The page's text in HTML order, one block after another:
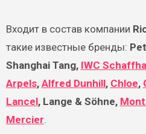
Входит в состав компании
такие известные бренды:
Shanghai Tang, IWC
Arpels, Alfred Dunhill, Chloe,
Lancel, Lange & Söhne,
Mercier.